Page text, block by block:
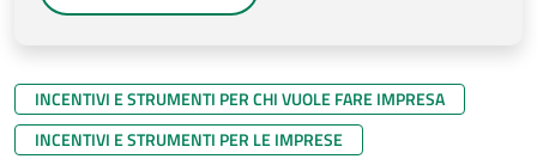
INCENTIVI E STRUMENTI PER CHI VUOLE FARE IMPRESA
INCENTIVI E STRUMENTI PER LE IMPRESE